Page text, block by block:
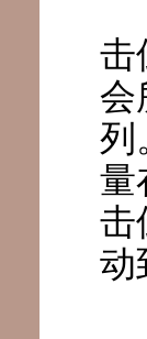
击
会
列
量
击
动